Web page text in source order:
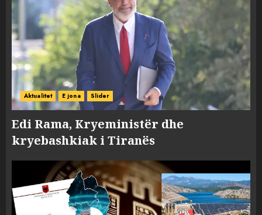
Aktualitet E jona Slider
Edi Rama, Kryeministër dhe
kryebashkiak i Tiranës